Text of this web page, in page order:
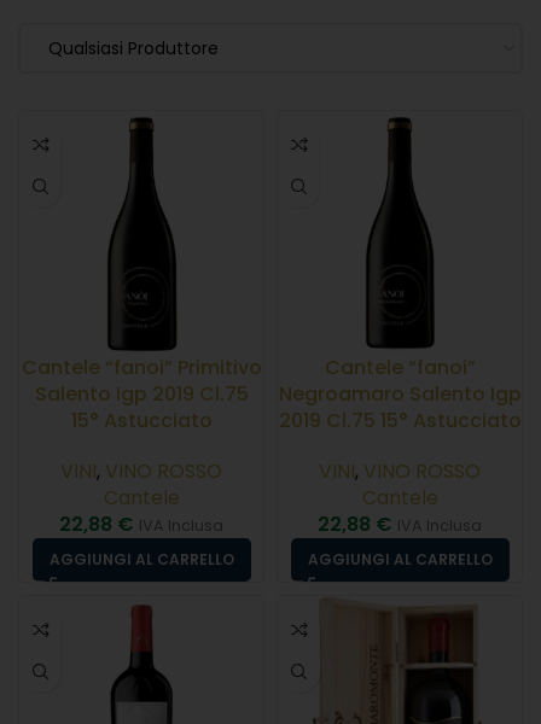
Qualsiasi Produttore
Cantele “fanoi” Primitivo
Salento Igp 2019 Cl.75
15° Astucciato
VINI, VINO ROSSO
Cantele
22,88 € IVA Inclusa
AGGIUNGI AL CARRELLO
Cantele “fanoi”
Negroamaro Salento Igp
2019 Cl.75 15° Astucciato
VINI, VINO ROSSO
Cantele
22,88 € IVA Inclusa
AGGIUNGI AL CARRELLO